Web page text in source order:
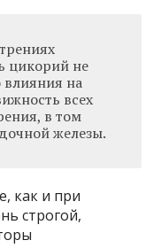
цикорий не
влияния на
всех
в том
железы.
как и при
строгой,